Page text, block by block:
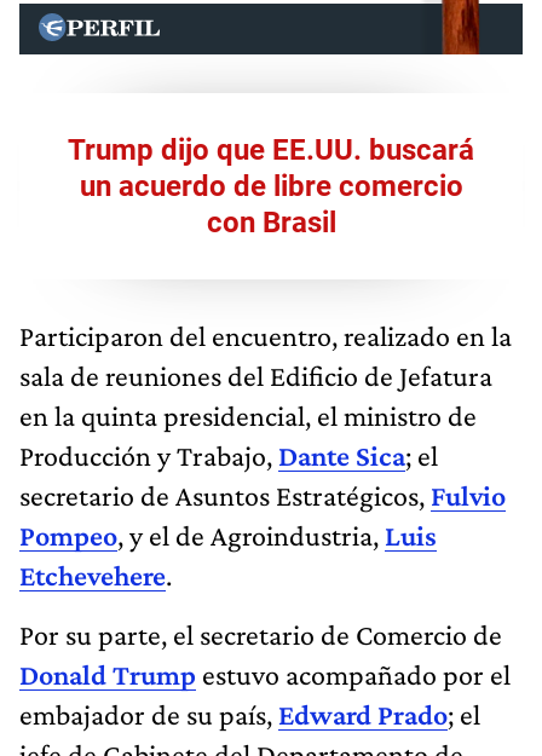
Trump dijo que EE.UU. buscará
un acuerdo de libre comercio
con Brasil
Participaron del encuentro, realizado en la
sala de reuniones del Edificio de Jefatura
en la quinta presidencial, el ministro de
Producción y Trabajo, Dante Sica; el
secretario de Asuntos Estratégicos, Fulvio
Pompeo, y el de Agroindustria, Luis
Etchevehere.
Por su parte, el secretario de Comercio de
Donald Trump estuvo acompañado por el
embajador de su país, Edward Prado; el